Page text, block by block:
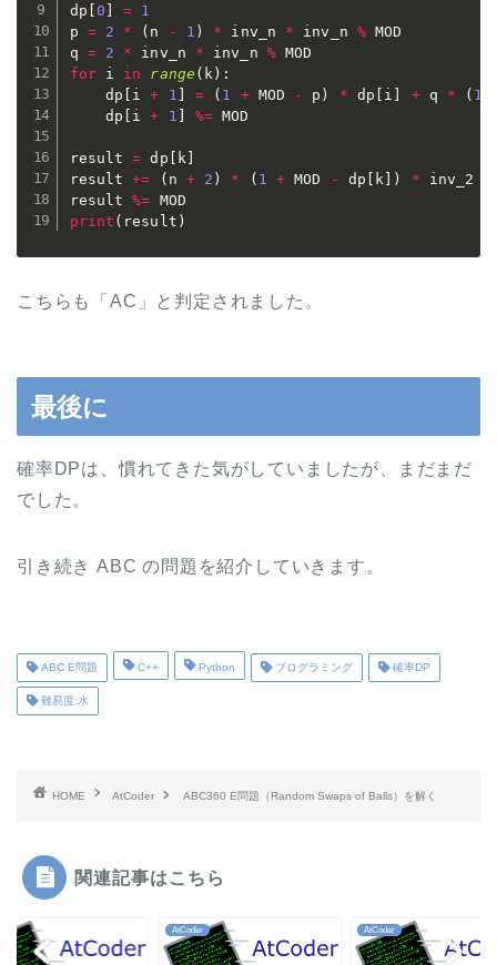
dp 0 = 1
p = 2 * ( n - 1 ) * inv_n * inv_n % MOD
q = 2 * inv_n * inv_n %
for i in range ( k ) :
    dp
i + 1 = ( 1 + MOD - p ) * dp i + q * ( 1
    dp
i + 1 %= MOD
result = dp k
result += ( n + 2 ) * ( 1 + MOD - dp k ) * inv_2
result %=
print ( result )
こちらも「AC」と判定されました。
最後に
確率DPは、慣れてきた気がしていましたが、まだまだ
でした。
引き続き ABC の問題を紹介していきます。
ABC E問題 C++ Python プログラミング 確率DP
難易度:水
HOME AtCoder ABC360 E問題（Random Swaps of Balls）を解く
関連記事はこちら
AtCoder AtCoder